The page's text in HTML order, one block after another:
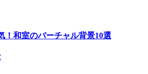
！和室のバーチャル背景10選